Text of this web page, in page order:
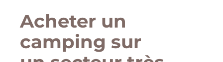
Acheter un
camping sur